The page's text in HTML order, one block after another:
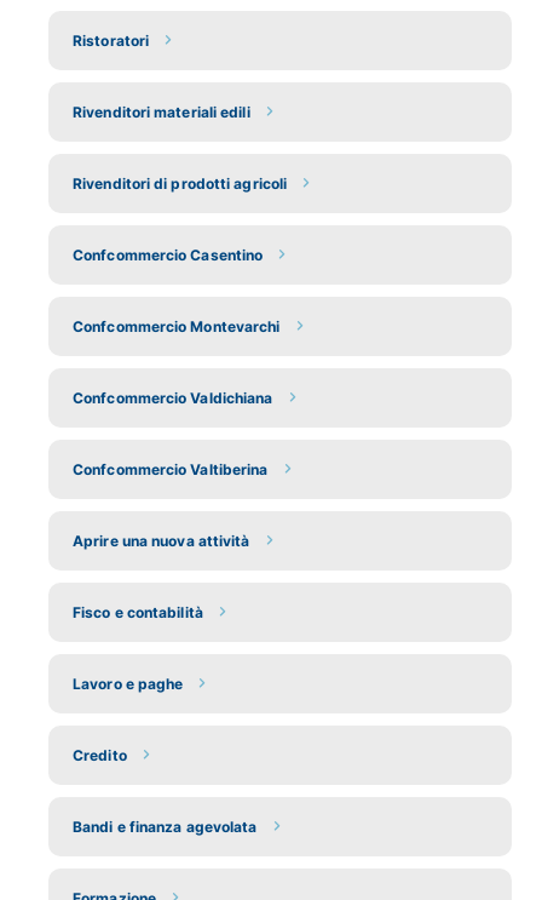
Ristoratori
Rivenditori materiali edili
Rivenditori di prodotti agricoli
Confcommercio Casentino
Confcommercio Montevarchi
Confcommercio Valdichiana
Confcommercio Valtiberina
Aprire una nuova attività
Fisco e contabilità
Lavoro e paghe
Credito
Bandi e finanza agevolata